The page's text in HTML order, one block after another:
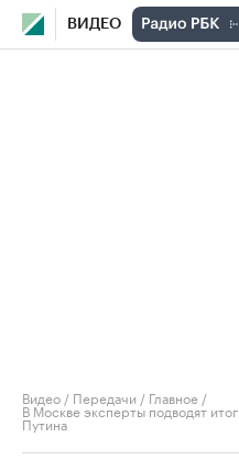
ВИДЕО
Видео / Передачи / Главное /
В Москве эксперты подводят
Путина